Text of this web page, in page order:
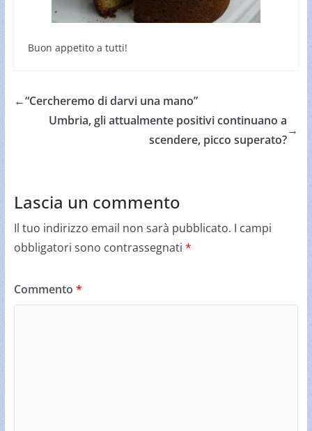
Buon appetito a tutti!
←“Cercheremo di darvi una mano”
Umbria, gli attualmente positivi continuano a
scendere, picco superato?
→
Lascia un commento
Il tuo indirizzo email non sarà pubblicato. I campi
obbligatori sono contrassegnati *
Commento *